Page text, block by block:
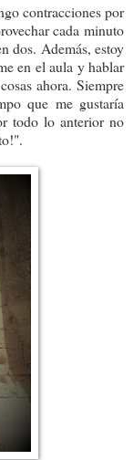
contracciones por
cada minuto
dos. Además, estoy
en el aula y hablar
ahora. Siempre
que me gustaría
todo lo anterior no